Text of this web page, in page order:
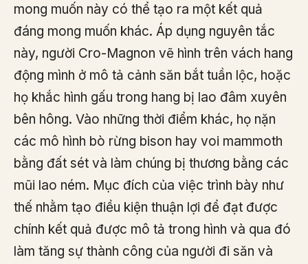
mong muốn này có thể tạo ra một kết quả
đáng mong muốn khác. Áp dụng nguyên tắc
này, người Cro-Magnon vẽ hình trên vách hang
động mình ở mô tả cảnh săn bắt tuần lộc, hoặc
họ khắc hình gấu trong hang bị lao đâm xuyên
bên hông. Vào những thời điểm khác, họ nặn
các mô hình bò rừng bison hay voi mammoth
bằng đất sét và làm chúng bị thương bằng các
mũi lao ném. Mục đích của việc trình bày như
thế nhằm tạo điều kiện thuận lợi để đạt được
chính kết quả được mô tả trong hình và qua đó
làm tăng sự thành công của người đi săn và